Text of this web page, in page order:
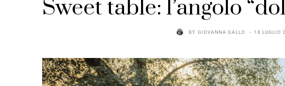
Sweet table: l’angolo
BYGIOVANNA GALLO 18 LUGLIO